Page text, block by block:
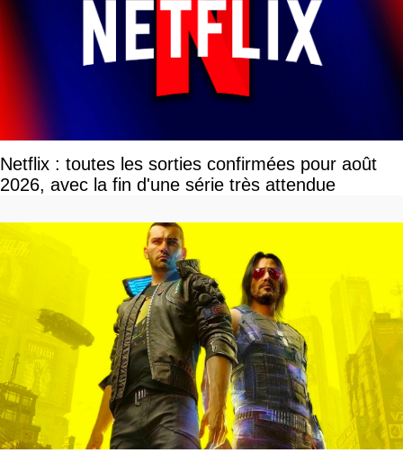
Netflix : toutes les sorties confirmées pour août
2026, avec la fin d'une série très attendue